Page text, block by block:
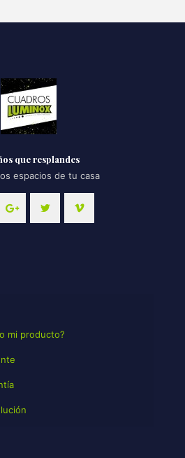
que resplandes
espacios de tu casa
mi producto?